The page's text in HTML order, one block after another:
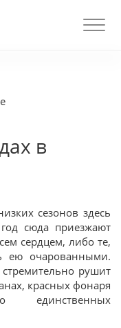
в
сезонов здесь
сюда приезжают
сердцем, либо те,
ею очарованными.
рушит
красных фонаря